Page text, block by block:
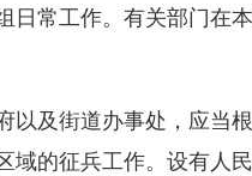
常工作。有关部门在
及街道办事处，应当
的征兵工作。设有人